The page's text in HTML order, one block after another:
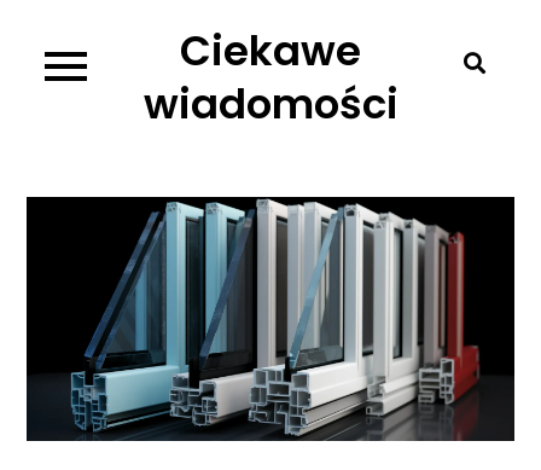
content
Ciekawe
wiadomości